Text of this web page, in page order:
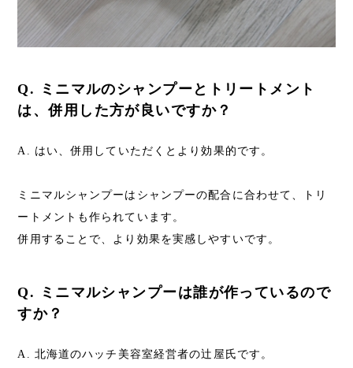
Q. ミニマルのシャンプーとトリートメント
は、併用した方が良いですか？
A. はい、併用していただくとより効果的です。
ミニマルシャンプーはシャンプーの配合に合わせて、トリ
ートメントも作られています。
併用することで、より効果を実感しやすいです。
Q. ミニマルシャンプーは誰が作っているので
すか？
A. 北海道のハッチ美容室経営者の辻屋氏です。